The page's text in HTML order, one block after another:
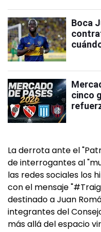
Boca
cinco
La derrota ante el
de interrogantes al
las redes sociales los
con el mensaje
destinado a Juan
integrantes del
más allá del espacio